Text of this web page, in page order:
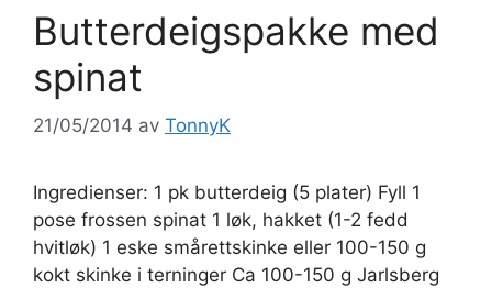
Butterdeigspakke med
spinat
21/05/2014 av TonnyK
Ingredienser: 1 pk butterdeig (5 plater) Fyll 1
pose frossen spinat 1 løk, hakket (1-2 fedd
hvitløk) 1 eske smårettskinke eller 100-150 g
kokt skinke i terninger Ca 100-150 g Jarlsberg